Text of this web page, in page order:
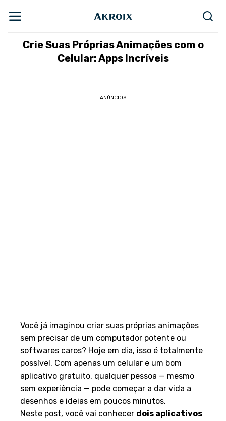
Crie Suas Próprias Animações com o
Celular: Apps Incríveis
ANÚNCIOS
Você já imaginou criar suas próprias animações
sem precisar de um computador potente ou
softwares caros? Hoje em dia, isso é totalmente
possível. Com apenas um celular e um bom
aplicativo gratuito, qualquer pessoa — mesmo
sem experiência — pode começar a dar vida a
desenhos e ideias em poucos minutos.
Neste post, você vai conhecer dois aplicativos